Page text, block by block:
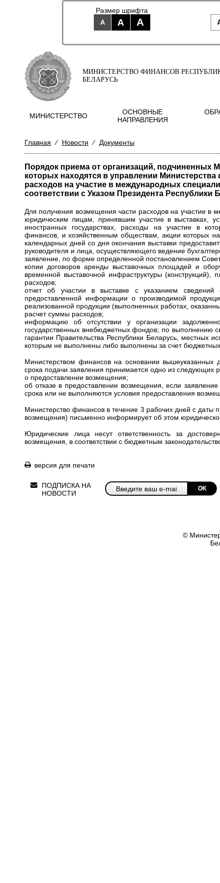
Размер шрифта
A
A A
МИНИСТЕРСТВО ФИНАНСОВ
БЕЛАРУСЬ
МИНИСТЕРСТВО
ОСНОВНЫЕ
НАПРАВЛЕНИЯ
Главная ⁄ Новости ⁄ Документы
Порядок приема от организаций, подчиненных
которых находятся в управлении
расходов на участие в международных
соответствии с Указом Президента Республики
Для получения возмещения части расходов на участие в
юридическим лицам, принявшим участие в выставках,
иностранных государствах, расходы на участие в
финансов, и хозяйственным обществам, акции которых
календарных дней со дня окончания выставки
руководителя и лица, осуществляющего ведение
заявление, по форме определенной постановлением
копии договоров аренды выставочных площадей и
временной выставочной инфраструктуры
расходов;
отчет об участии в выставке с указанием сведений
предоставленной информации о производимой
реализованной продукции (выполненных работах,
расчет суммы расходов;
информацию об отсутствии у организации
государственных внебюджетных фондов; по выполнению
гарантии Правительства Республики Беларусь, местных
которым не выполнены либо выполнены за счет
Министерством финансов на основании вышеуказанных
срока подачи заявления принимается одно из следующих
о предоставлении возмещения;
об отказе в предоставлении возмещения, если
срока или не выполняются условия предоставления
Министерство финансов в течение 3 рабочих дней с даты
возмещения) письменно информирует об этом
Юридические лица несут ответственность за
возмещения, в соответствии с бюджетным
версия для печати
ПОДПИСКА НА
НОВОСТИ
OK
©